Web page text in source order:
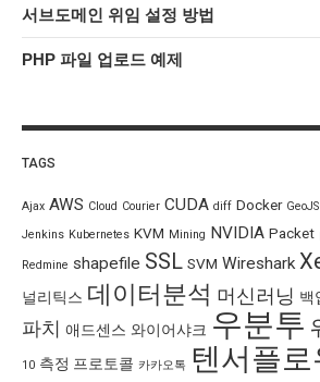
서브도메인 위임 설정 방법
PHP 파일 업로드 예제
TAGS
Ajax AWS Cloud Courier CUDA diff Docker
Jenkins Kubernetes KVM Mining NVIDIA Packet
Redmine shapefile SSL SVM Wireshark
널리틱스 데이터분석 머신러닝 백
파치 애드센스 와이어샤크 우분투
10 측정 프로토콜 카카오톡 텐서플로